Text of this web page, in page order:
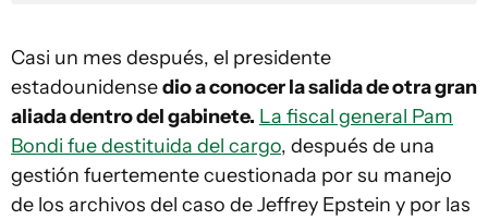
Casi un mes después, el presidente
estadounidensedio a conocer la salida de otra gran
aliada dentro del gabinete. La fiscal general Pam
Bondi fue destituida del cargo, después de una
gestión fuertemente cuestionada por su manejo
de los archivos del caso de Jeffrey Epstein y por las